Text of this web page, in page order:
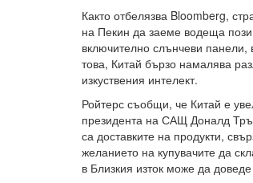
Както отбелязва Bloomberg,
на Пекин да заеме водеща
включително слънчеви панели,
това, Китай бързо намалява
изкуствения интелект.
Ройтерс съобщи, че Китай е
президента на САЩ Доналд
са доставките на продукти,
желанието на купувачите да
в Близкия изток може да